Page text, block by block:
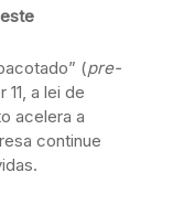
(pre-
a lei de
acelera a
continue